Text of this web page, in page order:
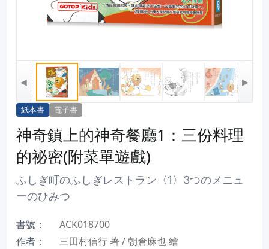
◀ ▶
紙本書 電子書
神奇鎮上的神奇餐廳1：三份料理
的祕密(附菜單遊戲)
ふしぎ町のふしぎレストラン〈1〉3つのメニュ
ーのひみつ
書號：
ACK018700
作者：
三田村信行 著 / 朝倉麻也 繪